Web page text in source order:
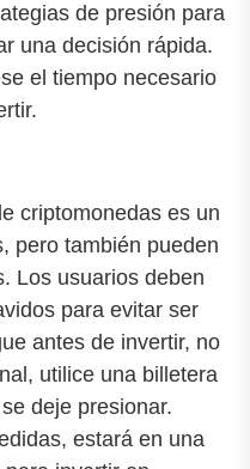
de presión para
una decisión rápida.
el tiempo necesario
criptomonedas es un
pero también pueden
Los usuarios deben
para evitar ser
antes de invertir, no
utilice una billetera
deje presionar.
estará en una